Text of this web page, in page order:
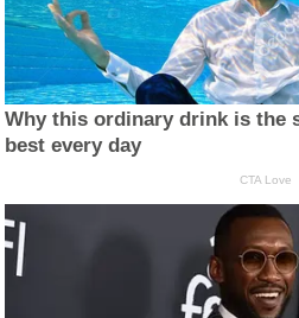
Why this ordinary drink is the
best every day
CTA Love